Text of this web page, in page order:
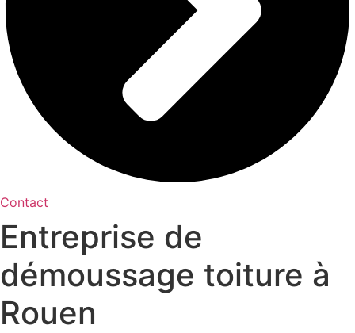
Contact
Entreprise de
démoussage toiture à
Rouen